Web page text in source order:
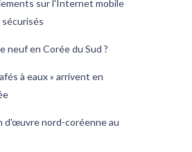
sur l'Internet mobile
neuf en Corée du Sud ?
à eaux » arrivent en
d'œuvre nord-coréenne au